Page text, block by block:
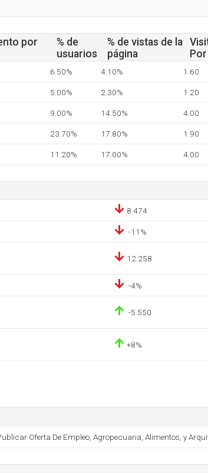
por
% de
usuarios
% de vistas de la
página
6.50% 4.10% 1.60
5.00% 2.30% 1.20
9.00% 14.50% 4.00
23.70% 17.80% 1.90
11.20% 17.00% 4.00
8.474
-11%
12.258
-4%
-5.550
+8%
Oferta De Empleo, Agropecuaria, Alimentos, y